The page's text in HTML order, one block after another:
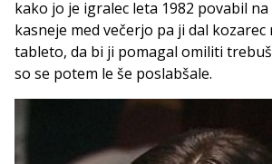
kako jo je igralec leta 1982 povabil
kasneje med večerjo pa ji dal kozarec
tableto, da bi ji pomagal omiliti
so se potem le še poslabšale.